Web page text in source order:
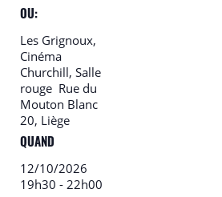
OU:
Les Grignoux,
Cinéma
Churchill, Salle
rouge Rue du
Mouton Blanc
20, Liège
QUAND
12/10/2026
19h30 - 22h00